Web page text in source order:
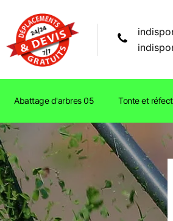
Abattage d'arbres 05 Tonte et